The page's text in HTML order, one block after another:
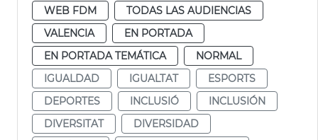
WEB FDM
TODAS LAS AUDIENCIAS
VALENCIA
EN PORTADA
EN PORTADA TEMÁTICA
NORMAL
IGUALDAD
IGUALTAT
ESPORTS
DEPORTES
INCLUSIÓ
INCLUSIÓN
DIVERSITAT
DIVERSIDAD